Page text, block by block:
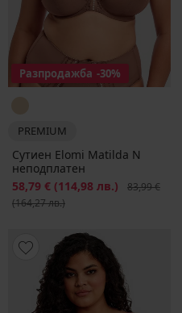
цена
Разпродажба -30%
PREMIUM
Сутиен Elomi Matilda N
неподплатен
Намаление
58,79 € (114,98 лв.)
83,99 €
(164,27 лв.)